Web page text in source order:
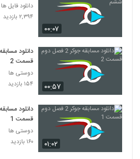
۰۰:۰۷
دانلود فایل ها
۲,۳۹۴ بازدید
۰۰:۵۷
قسمت 2
دوستی ها
۱۵۴ بازدید
۰۱:۰۲
قسمت 1
دوستی ها
۱۶۰ بازدید